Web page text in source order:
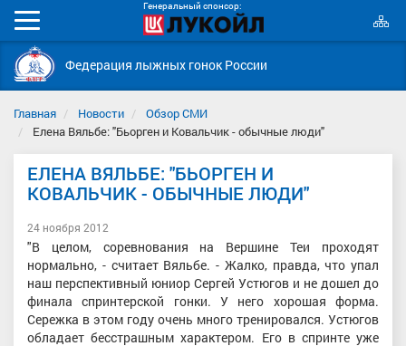
Генеральный спонсор:
Мобильное
меню
Федерация лыжных гонок России
Главная Новости
Обзор СМИ
Елена Вяльбе: "Бьорген и Ковальчик - обычные люди"
ЕЛЕНА ВЯЛЬБЕ: "БЬОРГЕН И
КОВАЛЬЧИК - ОБЫЧНЫЕ ЛЮДИ"
24 ноября 2012
"В целом, соревнования на Вершине Теи проходят
нормально, - считает Вяльбе. - Жалко, правда, что упал
наш перспективный юниор Сергей Устюгов и не дошел до
финала спринтерской гонки. У него хорошая форма.
Сережка в этом году очень много тренировался. Устюгов
обладает бесстрашным характером. Его в спринте уже